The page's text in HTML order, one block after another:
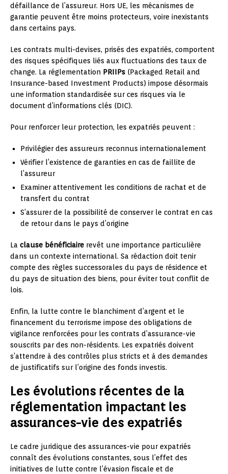
défaillance de l’assureur. Hors UE, les mécanismes de
garantie peuvent être moins protecteurs, voire inexistants
dans certains pays.
Les contrats multi-devises, prisés des expatriés, comportent
des risques spécifiques liés aux fluctuations des taux de
change. La réglementation PRIIPs (Packaged Retail and
Insurance-based Investment Products) impose désormais
une information standardisée sur ces risques via le
document d’informations clés (DIC).
Pour renforcer leur protection, les expatriés peuvent :
Privilégier des assureurs reconnus internationalement
Vérifier l’existence de garanties en cas de faillite de
l’assureur
Examiner attentivement les conditions de rachat et de
transfert du contrat
S’assurer de la possibilité de conserver le contrat en cas
de retour dans le pays d’origine
La clause bénéficiaire revêt une importance particulière
dans un contexte international. Sa rédaction doit tenir
compte des règles successorales du pays de résidence et
du pays de situation des biens, pour éviter tout conflit de
lois.
Enfin, la lutte contre le blanchiment d’argent et le
financement du terrorisme impose des obligations de
vigilance renforcées pour les contrats d’assurance-vie
souscrits par des non-résidents. Les expatriés doivent
s’attendre à des contrôles plus stricts et à des demandes
de justificatifs sur l’origine des fonds investis.
Les évolutions récentes de la
réglementation impactant les
assurances-vie des expatriés
Le cadre juridique des assurances-vie pour expatriés
connaît des évolutions constantes, sous l’effet des
initiatives de lutte contre l’évasion fiscale et de